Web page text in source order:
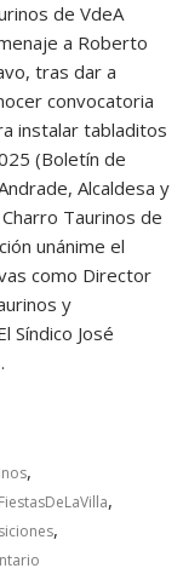
de VdeA
a Roberto
tras dar a
convocatoria
instalar tabladitos
(Boletín de
Alcaldesa y
Taurinos de
unánime el
como Director
y
Síndico José
,
,
,